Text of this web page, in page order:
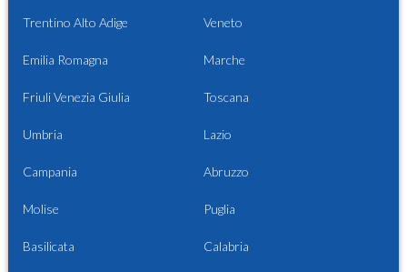
Trentino Alto Adige Veneto
Emilia Romagna Marche
Friuli Venezia Giulia Toscana
Umbria Lazio
Campania Abruzzo
Molise Puglia
Basilicata Calabria